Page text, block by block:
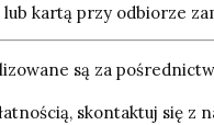
lub kartą przy odbiorze
są za
skontaktuj się z